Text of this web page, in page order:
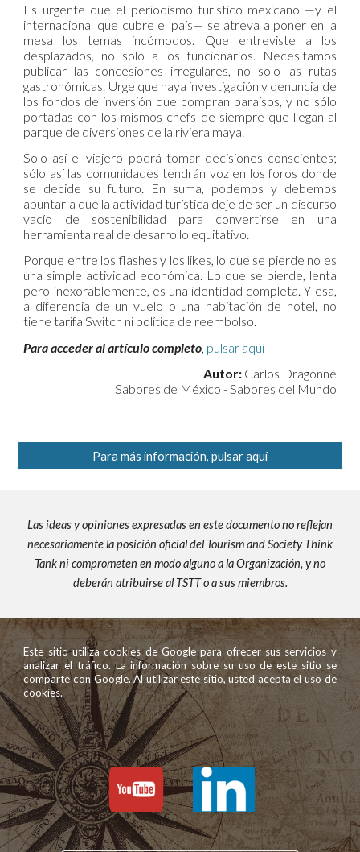
Es urgente que el periodismo turístico mexicano —y el
internacional que cubre el país— se atreva a poner en la
mesa los temas incómodos. Que entreviste a los
desplazados, no solo a los funcionarios. Necesitamos
publicar las concesiones irregulares, no solo las rutas
gastronómicas. Urge que haya investigación y denuncia de
los fondos de inversión que compran paraísos, y no sólo
portadas con los mismos chefs de siempre que llegan al
parque de diversiones de la riviera maya.
Solo así el viajero podrá tomar decisiones conscientes;
sólo así las comunidades tendrán voz en los foros donde
se decide su futuro. En suma, podemos y debemos
apuntar a que la actividad turística deje de ser un discurso
vacío de sostenibilidad para convertirse en una
herramienta real de desarrollo equitativo.
Porque entre los flashes y los likes, lo que se pierde no es
una simple actividad económica. Lo que se pierde, lenta
pero inexorablemente, es una identidad completa. Y esa,
a diferencia de un vuelo o una habitación de hotel, no
tiene tarifa Switch ni política de reembolso.
Para acceder al artículo completo pulsar aquí
Autor:Carlos Dragonné
Sabores de México - Sabores del Mundo
Para más información, pulsar aquí
Las ideas y opiniones expresadas en este documento no reflejan
necesariamente la posición oficial del Tourism and Society Think
Tank ni comprometen en modo alguno a la Organización, y no
deberán atribuirse al TSTT o a sus miembros.
Este sitio utiliza cookies de Google para ofrecer sus servicios y
analizar el tráfico. La información sobre su uso de este sitio se
comparte con Google. Al utilizar este sitio, usted acepta el uso de
cookies.